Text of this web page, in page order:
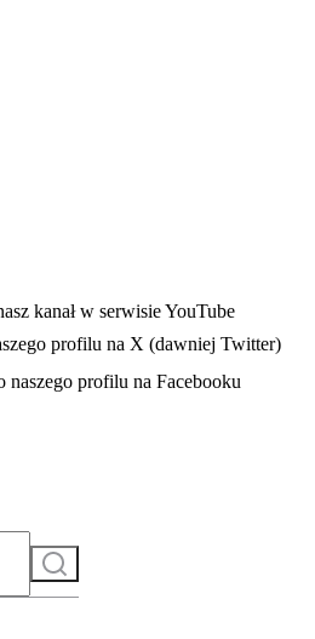
karcie
się w nowej karcie
kanał w serwisie YouTube
profilu na X (dawniej Twitter)
się w nowej karcie
naszego profilu na Facebooku
Szukaj
do serwisu